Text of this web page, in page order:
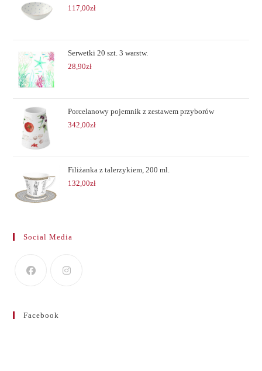
117,00zł
Serwetki 20 szt. 3 warstw.
28,90zł
Porcelanowy pojemnik z zestawem przyborów
342,00zł
Filiżanka z talerzykiem, 200 ml.
132,00zł
Social Media
Facebook